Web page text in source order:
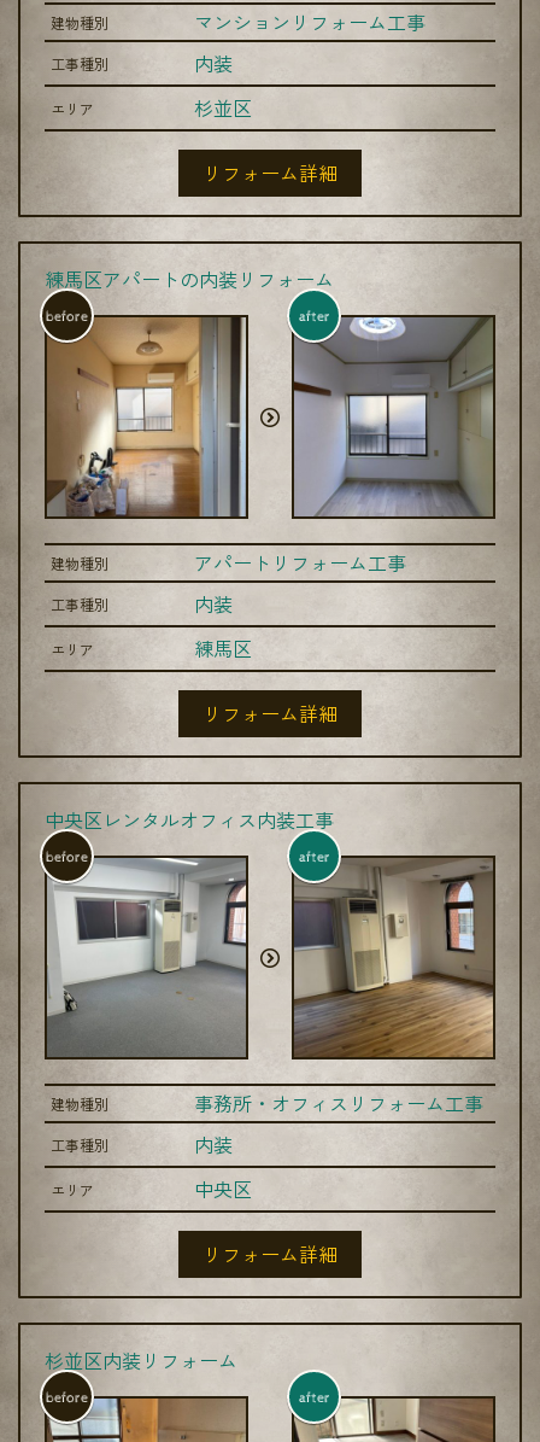
建物種別 マンションリフォーム工事
工事種別 内装
エリア 杉並区
リフォーム詳細
練馬区アパートの内装リフォーム
before after
建物種別 アパートリフォーム工事
工事種別 内装
エリア 練馬区
リフォーム詳細
中央区レンタルオフィス内装工事
before after
建物種別 事務所・オフィスリフォーム工事
工事種別 内装
エリア 中央区
リフォーム詳細
杉並区内装リフォーム
before after